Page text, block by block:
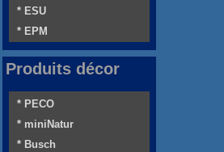
* ESU
* EPM
Produits décor
* PECO
* miniNatur
* Busch